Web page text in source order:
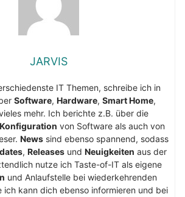
JARVIS
IT Themen, schreibe ich in
Software, Hardware, Smart Home,
mehr. Ich berichte z.B. über die
Konfiguration von Software als auch von
News sind ebenso spannend, sodass
, Releasesund Neuigkeiten aus der
nutze ich Taste-of-IT als eigene
und Anlaufstelle bei wiederkehrenden
ich kann dich ebenso informieren und bei